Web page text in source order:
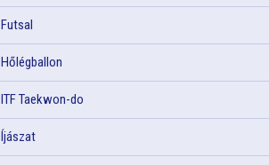
Futsal
Hőlégballon
ITF Taekwon-do
Íjászat